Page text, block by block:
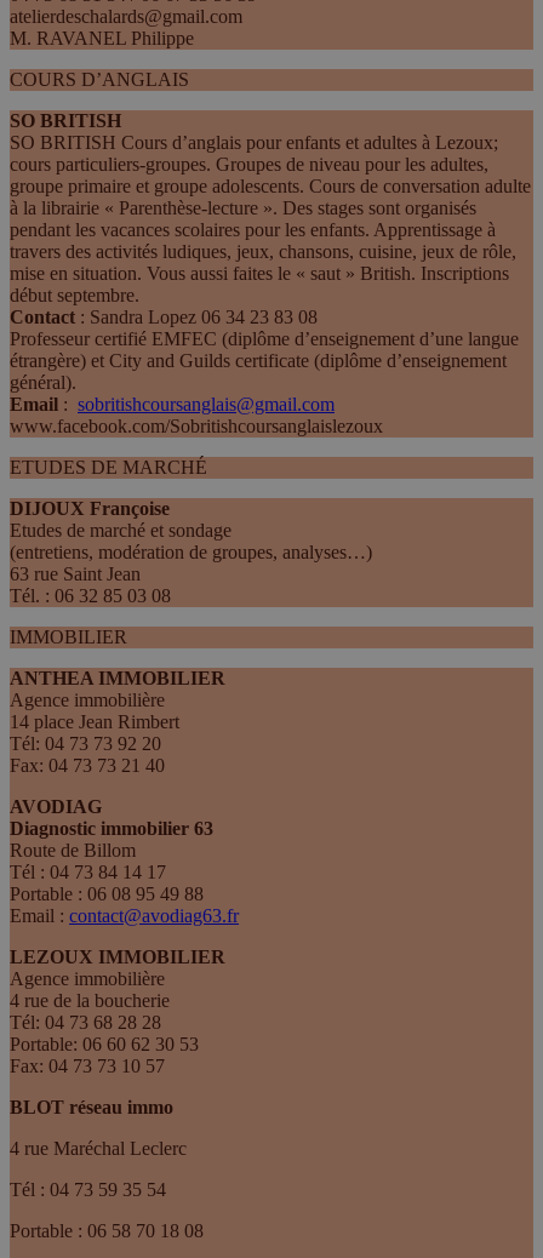
atelierdeschalards@gmail.com
M. RAVANEL Philippe
COURS D’ANGLAIS
SO BRITISH
SO BRITISH Cours d’anglais pour enfants et adultes à Lezoux;
cours particuliers-groupes. Groupes de niveau pour les adultes,
groupe primaire et groupe adolescents. Cours de conversation adulte
à la librairie « Parenthèse-lecture ». Des stages sont organisés
pendant les vacances scolaires pour les enfants. Apprentissage à
travers des activités ludiques, jeux, chansons, cuisine, jeux de rôle,
mise en situation. Vous aussi faites le « saut » British. Inscriptions
début septembre.
Contact : Sandra Lopez 06 34 23 83 08
Professeur certifié EMFEC (diplôme d’enseignement d’une langue
étrangère) et City and Guilds certificate (diplôme d’enseignement
général).
Email : sobritishcoursanglais@gmail.com
www.facebook.com/Sobritishcoursanglaislezoux
ETUDES DE MARCHÉ
DIJOUX Françoise
Etudes de marché et sondage
(entretiens, modération de groupes, analyses…)
63 rue Saint Jean
Tél. : 06 32 85 03 08
IMMOBILIER
ANTHEA IMMOBILIER
Agence immobilière
14 place Jean Rimbert
Tél: 04 73 73 92 20
Fax: 04 73 73 21 40
AVODIAG
Diagnostic immobilier 63
Route de Billom
Tél : 04 73 84 14 17
Portable : 06 08 95 49 88
Email : contact@avodiag63.fr
LEZOUX IMMOBILIER
Agence immobilière
4 rue de la boucherie
Tél: 04 73 68 28 28
Portable: 06 60 62 30 53
Fax: 04 73 73 10 57
BLOT réseau immo
4 rue Maréchal Leclerc
Tél : 04 73 59 35 54
Portable : 06 58 70 18 08